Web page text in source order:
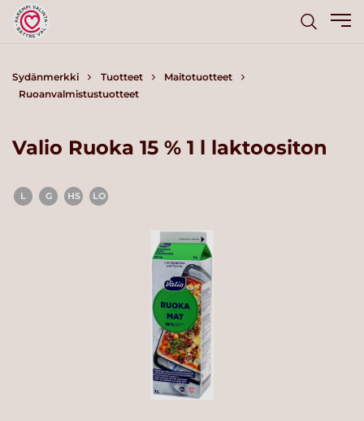
Sydänmerkki Tuotteet
Maitotuotteet
Ruoanvalmistustuotteet
Valio Ruoka 15 % 1 l laktoositon
L G HS LO